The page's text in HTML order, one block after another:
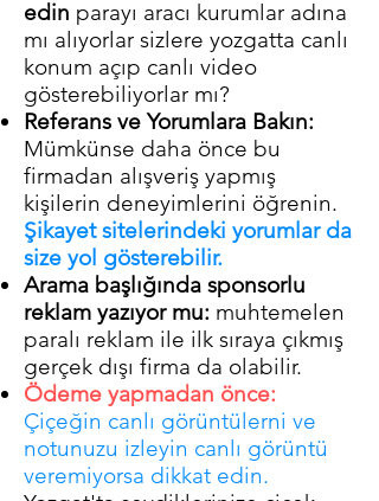
edin parayı aracı kurumlar adına
mı alıyorlar sizlere yozgatta canlı
konum açıp canlı video
gösterebiliyorlar mı?
Referans ve Yorumlara Bakın:
Mümkünse daha önce bu
firmadan alışveriş yapmış
kişilerin deneyimlerini öğrenin.
Şikayet sitelerindeki yorumlar da
size yol gösterebilir.
Arama başlığında sponsorlu
reklam yazıyor mu: muhtemelen
paralı reklam ile ilk sıraya çıkmış
gerçek dışı firma da olabilir.
Ödeme yapmadan önce:
Çiçeğin canlı görüntülerni ve
notunuzu izleyin canlı görüntü
veremiyorsa dikkat edin.